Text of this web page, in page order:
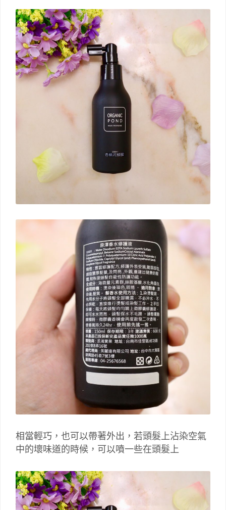
相當輕巧，也可以帶著外出，若頭髮上沾染空氣
中的壞味道的時候，可以噴一些在頭髮上